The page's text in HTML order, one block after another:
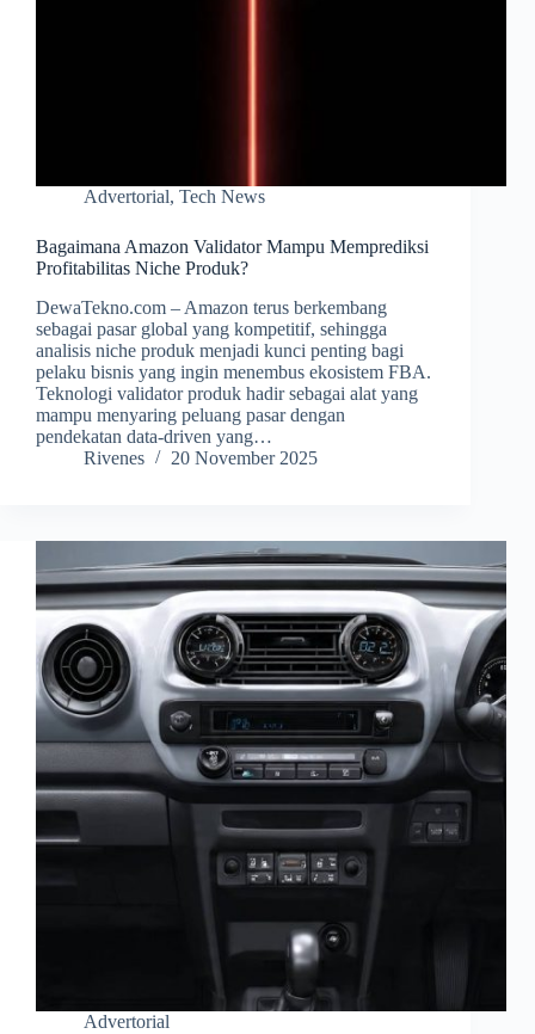
Advertorial, Tech News
Bagaimana Amazon Validator Mampu Memprediksi
Profitabilitas Niche Produk?
DewaTekno.com – Amazon terus berkembang
sebagai pasar global yang kompetitif, sehingga
analisis niche produk menjadi kunci penting bagi
pelaku bisnis yang ingin menembus ekosistem FBA.
Teknologi validator produk hadir sebagai alat yang
mampu menyaring peluang pasar dengan
pendekatan data-driven yang…
Rivenes
20 November 2025
Advertorial